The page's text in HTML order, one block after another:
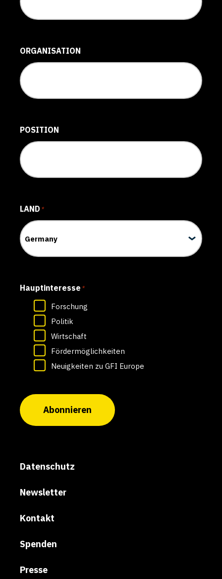
ORGANISATION
POSITION
LAND *
Hauptinteresse *
Forschung
Politik
Wirtschaft
Fördermöglichkeiten
Neuigkeiten zu GFI Europe
Abonnieren
Datenschutz
Newsletter
Kontakt
Spenden
Presse